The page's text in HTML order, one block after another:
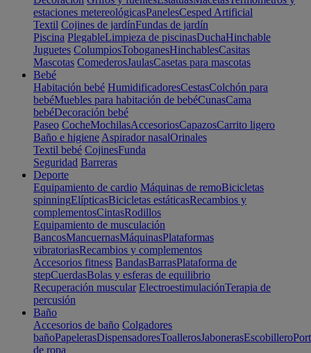
estaciones metereológicasPanelesCesped Artificial
Textil Cojines de jardínFundas de jardín
Piscina PlegableLimpieza de piscinasDuchaHinchable
Juguetes ColumpiosToboganesHinchablesCasitas
Mascotas ComederosJaulasCasetas para mascotas
Bebé
Habitación bebé HumidificadoresCestasColchón para
bebéMuebles para habitación de bebéCunasCama
bebéDecoración bebé
Paseo CocheMochilasAccesoriosCapazosCarrito ligero
Baño e higiene Aspirador nasalOrinales
Textil bebé CojinesFunda
Seguridad Barreras
Deporte
Equipamiento de cardio Máquinas de remoBicicletas
spinningElípticasBicicletas estáticasRecambios y
complementosCintasRodillos
Equipamiento de musculación
BancosMancuernasMáquinasPlataformas
vibratoriasRecambios y complementos
Accesorios fitness BandasBarrasPlataforma de
stepCuerdasBolas y esferas de equilibrio
Recuperación muscular ElectroestimulaciónTerapia de
percusión
Baño
Accesorios de baño Colgadores
bañoPapelerasDispensadoresToallerosJabonerasEscobillero
de ropa